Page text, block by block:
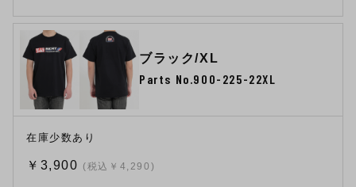
ブラック/XL
Parts No.900-225-22XL
在庫少数あり
￥3,900 (税込￥4,290)